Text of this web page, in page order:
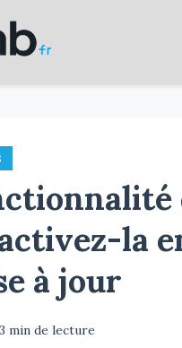
la
à jour
3 min de lecture